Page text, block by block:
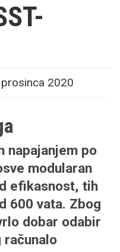
2020
napajanjem po
modularan
efikasnost, tih
600 vata. Zbog
dobar odabir
računalo